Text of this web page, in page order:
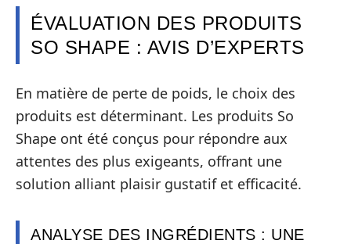
ÉVALUATION DES PRODUITS
SO SHAPE : AVIS D’EXPERTS
En matière de perte de poids, le choix des
produits est déterminant. Les produits So
Shape ont été conçus pour répondre aux
attentes des plus exigeants, offrant une
solution alliant plaisir gustatif et efficacité.
ANALYSE DES INGRÉDIENTS : UNE